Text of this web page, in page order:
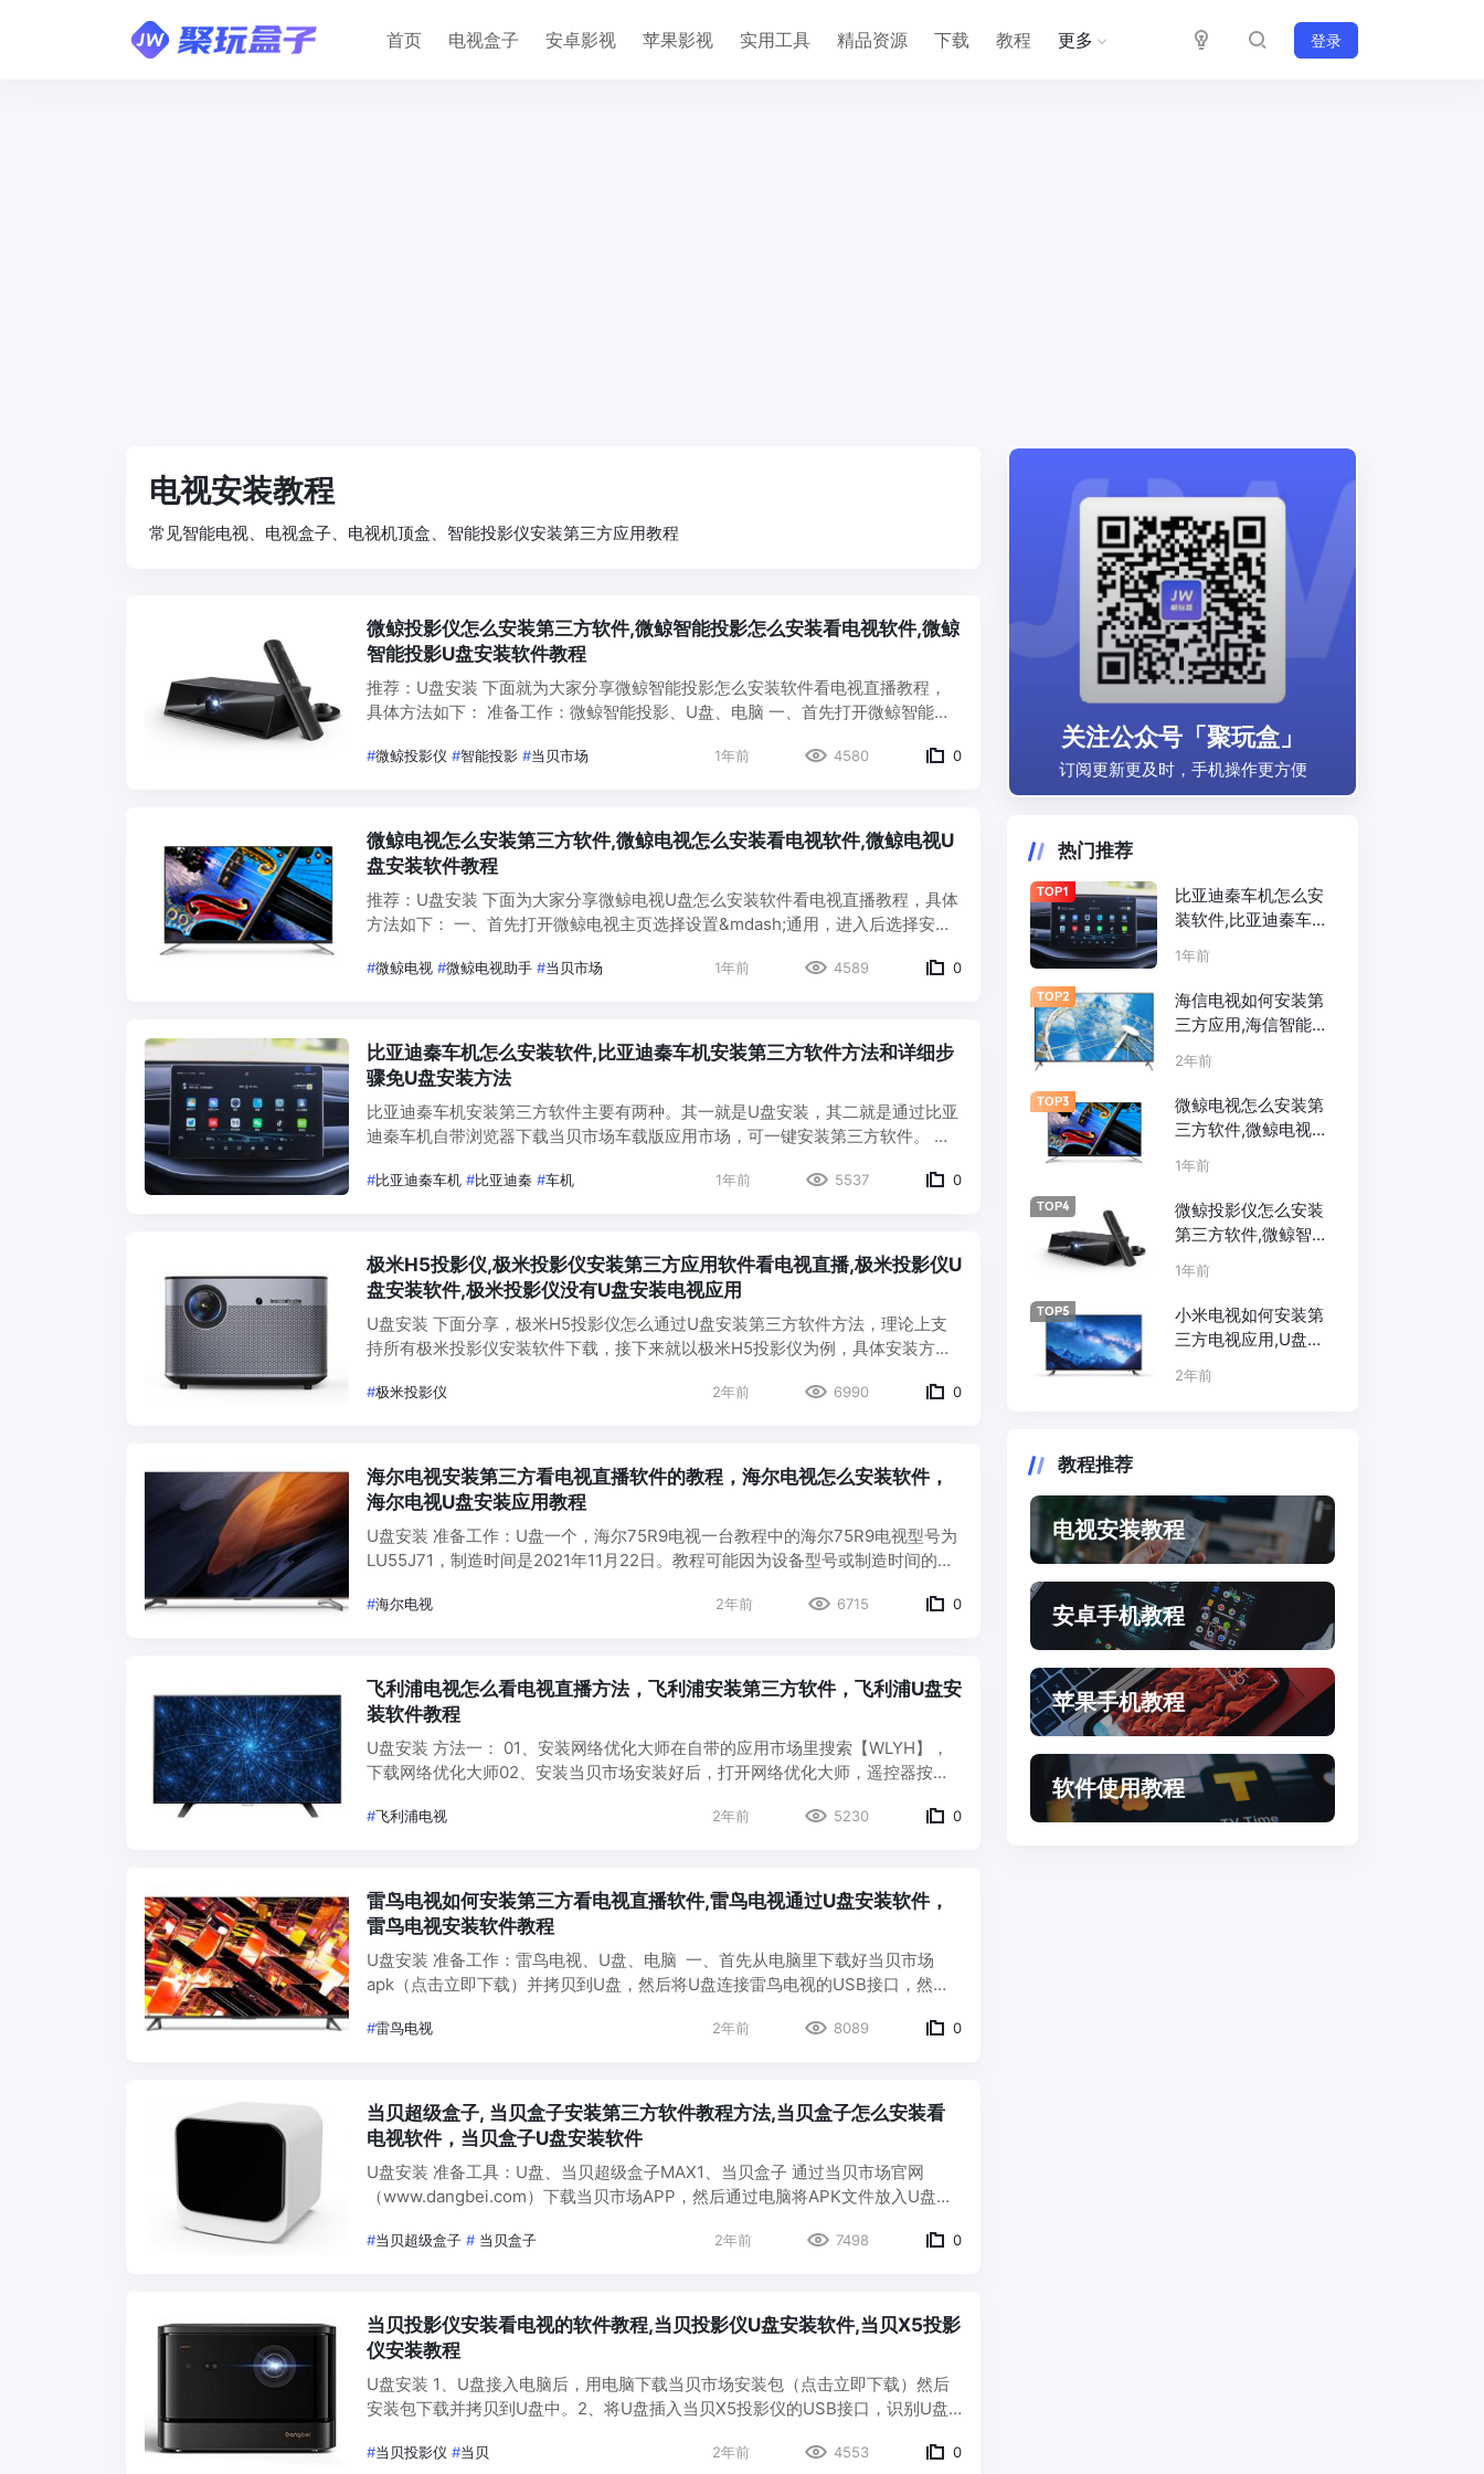
首页 电视盒子 安卓影视 苹果影视 实用工具 精品资源 下载 教程 更多 登录
电视安装教程
常见智能电视、电视盒子、电视机顶盒、智能投影仪安装第三方应用教程
微鲸投影仪怎么安装第三方软件,微鲸智能投影怎么安装看电视软件,微鲸
智能投影U盘安装软件教程
推荐：U盘安装 下面就为大家分享微鲸智能投影怎么安装软件看电视直播教程，
具体方法如下： 准备工作：微鲸智能投影、U盘、电脑 一、首先打开微鲸智能投
好…
#微鲸投影仪 #智能投影 #当贝市场 1年前 4580 0
微鲸电视怎么安装第三方软件,微鲸电视怎么安装看电视软件,微鲸电视U
盘安装软件教程
推荐：U盘安装 下面为大家分享微鲸电视U盘怎么安装软件看电视直播教程，具体
方法如下： 一、首先打开微鲸电视主页选择设置&mdash;通用，进入后选择安
到U盘； …
#微鲸电视 #微鲸电视助手 #当贝市场 1年前 4589 0
比亚迪秦车机怎么安装软件,比亚迪秦车机安装第三方软件方法和详细步
骤免U盘安装方法
比亚迪秦车机安装第三方软件主要有两种。其一就是U盘安装，其二就是通过比亚
迪秦车机自带浏览器下载当贝市场车载版应用市场，可一键安装第三方软件。 方
【KKLLQ】（夸克浏览器…
#比亚迪秦车机 #比亚迪秦 #车机 1年前 5537 0
极米H5投影仪,极米投影仪安装第三方应用软件看电视直播,极米投影仪U
盘安装软件,极米投影仪没有U盘安装电视应用
U盘安装 下面分享，极米H5投影仪怎么通过U盘安装第三方软件方法，理论上支
持所有极米投影仪安装软件下载，接下来就以极米H5投影仪为例，具体安装方法
面，2、…
#极米投影仪 2年前 6990 0
海尔电视安装第三方看电视直播软件的教程，海尔电视怎么安装软件，
海尔电视U盘安装应用教程
U盘安装 准备工作：U盘一个，海尔75R9电视一台教程中的海尔75R9电视型号为
LU55J71，制造时间是2021年11月22日。教程可能因为设备型号或制造时间的不
#海尔电视 2年前 6715 0
飞利浦电视怎么看电视直播方法，飞利浦安装第三方软件，飞利浦U盘安
装软件教程
U盘安装 方法一： 01、安装网络优化大师在自带的应用市场里搜索【WLYH】，
下载网络优化大师02、安装当贝市场安装好后，打开网络优化大师，遥控器按
提示禁止安装未…
#飞利浦电视 2年前 5230 0
雷鸟电视如何安装第三方看电视直播软件,雷鸟电视通过U盘安装软件，
雷鸟电视安装软件教程
U盘安装 准备工作：雷鸟电视、U盘、电脑 一、首先从电脑里下载好当贝市场
apk（点击立即下载）并拷贝到U盘，然后将U盘连接雷鸟电视的USB接口，然后
#雷鸟电视 2年前 8089 0
当贝超级盒子, 当贝盒子安装第三方软件教程方法,当贝盒子怎么安装看
电视软件，当贝盒子U盘安装软件
U盘安装 准备工具：U盘、当贝超级盒子MAX1、当贝盒子 通过当贝市场官网
（www.dangbei.com）下载当贝市场APP，然后通过电脑将APK文件放入U盘
#当贝超级盒子 # 当贝盒子 2年前 7498 0
当贝投影仪安装看电视的软件教程,当贝投影仪U盘安装软件,当贝X5投影
仪安装教程
U盘安装 1、U盘接入电脑后，用电脑下载当贝市场安装包（点击立即下载）然后
安装包下载并拷贝到U盘中。2、将U盘插入当贝X5投影仪的USB接口，识别U盘
#当贝投影仪 #当贝 2年前 4553 0
关注公众号「聚玩盒」
订阅更新更及时，手机操作更方便
热门推荐
TOP1
比亚迪秦车机怎么安
装软件,比亚迪秦车机
安装第三方软件方法
和详细步骤免U盘安
装方法
1年前
TOP2
海信电视如何安装第
三方应用,海信智能电
视，海信盒子安装软
件教程
2年前
TOP3
微鲸电视怎么安装第
三方软件,微鲸电视怎
么安装看电视软件,微
鲸电视U盘安装软件
教程
1年前
TOP4
微鲸投影仪怎么安装
第三方软件,微鲸智能
投影怎么安装看电视
软件,微鲸智能投影U
盘安装软件教程
1年前
TOP5
小米电视如何安装第
三方电视应用,U盘安
装方法,免U盘安装方
法,小米电视助手安装
2年前
教程推荐
电视安装教程
安卓手机教程
苹果手机教程
软件使用教程